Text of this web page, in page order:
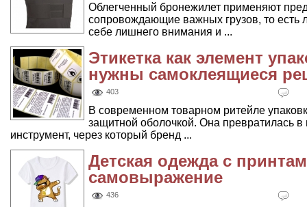
Облегченный бронежилет применяют
сопровождающие важных грузов, то есть
себе лишнего внимания и ...
Этикетка как элемент
нужны самоклеящиеся
403
В современном товарном ритейле
защитной оболочкой. Она превратилась
инструмент, через который бренд ...
Детская одежда с
самовыражение
436